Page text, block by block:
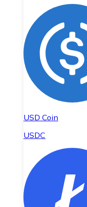
USD Coin
USDC